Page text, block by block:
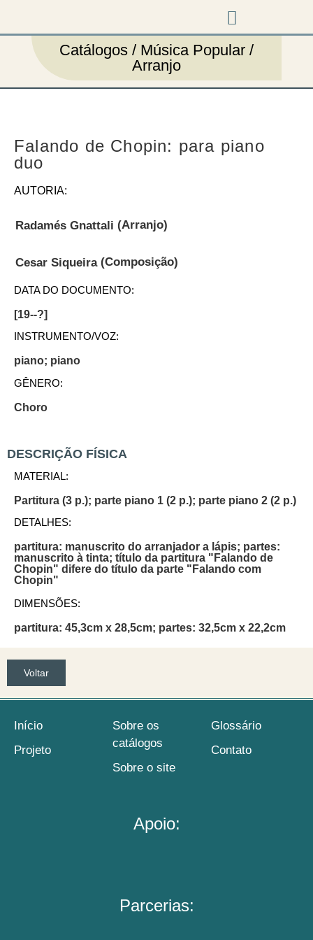
Catálogos / Música Popular /
Arranjo
Falando de Chopin: para piano
duo
AUTORIA:
Radamés Gnattali (Arranjo)
Cesar Siqueira (Composição)
DATA DO DOCUMENTO:
[19--?]
INSTRUMENTO/VOZ:
piano; piano
GÊNERO:
Choro
DESCRIÇÃO FÍSICA
MATERIAL:
Partitura (3 p.); parte piano 1 (2 p.); parte piano 2 (2 p.)
DETALHES:
partitura: manuscrito do arranjador a lápis; partes:
manuscrito à tinta; título da partitura "Falando de
Chopin" difere do título da parte "Falando com
Chopin"
DIMENSÕES:
partitura: 45,3cm x 28,5cm; partes: 32,5cm x 22,2cm
Voltar
Início
Projeto
Sobre os
catálogos
Sobre o site
Glossário
Contato
Apoio:
Parcerias: